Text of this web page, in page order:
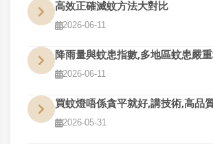
高效正確滅蚊方法大對比
2026-06-11
降雨量與蚊患指數,多地區蚊患嚴
2026-06-11
2026-05-31